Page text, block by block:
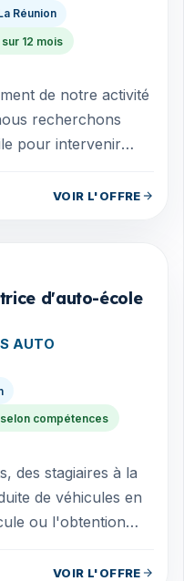
Réunion
12 mois
de notre activité
recherchons
pour intervenir
VOIR L'OFFRE
d'auto-école
AUTO
compétences
des stagiaires à la
de véhicules en
ou l'obtention
VOIR L'OFFRE